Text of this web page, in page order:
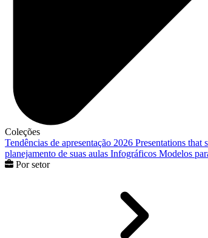
Coleções
Tendências de apresentação 2026 Presentations that
planejamento de suas aulas Infográficos Modelos
Por setor